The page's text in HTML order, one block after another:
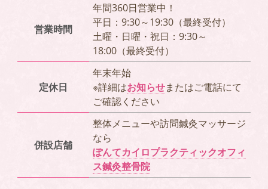
営業時間
年間360日営業中！
平日：9:30～19:30（最終受付）
土曜・日曜・祝日：9:30～
18:00（最終受付）
定休日
年末年始
※詳細はお知らせまたはご電話にて
ご確認ください
併設店舗
整体メニューや訪問鍼灸マッサージ
なら
ぽんてカイロプラクティックオフィ
ス鍼灸整骨院